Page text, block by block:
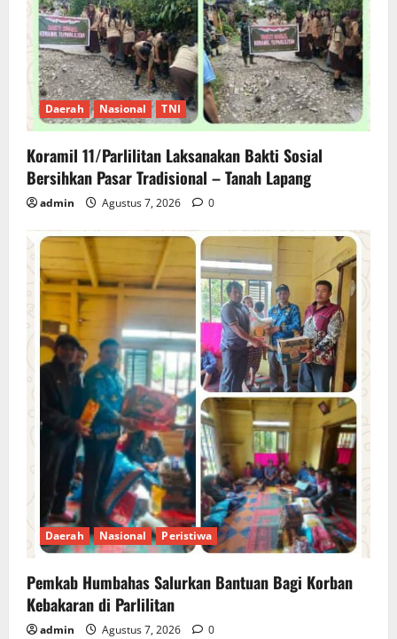
Daerah Nasional TNI
Koramil 11/Parlilitan Laksanakan Bakti Sosial
Bersihkan Pasar Tradisional – Tanah Lapang
admin Agustus 7, 2026 0
Daerah Nasional Peristiwa
Pemkab Humbahas Salurkan Bantuan Bagi Korban
Kebakaran di Parlilitan
admin Agustus 7, 2026 0